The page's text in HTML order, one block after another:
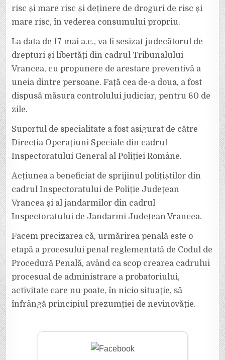
risc și mare risc și deținere de droguri de risc și
mare risc, în vederea consumului propriu.
La data de 17 mai a.c., va fi sesizat judecătorul de
drepturi și libertăți din cadrul Tribunalului
Vrancea, cu propunere de arestare preventivă a
uneia dintre persoane. Față cea de-a doua, a fost
dispusă măsura controlului judiciar, pentru 60 de
zile.
Suportul de specialitate a fost asigurat de către
Direcția Operațiuni Speciale din cadrul
Inspectoratului General al Poliției Române.
Acțiunea a beneficiat de sprijinul polițiștilor din
cadrul Inspectoratului de Poliție Județean
Vrancea și al jandarmilor din cadrul
Inspectoratului de Jandarmi Județean Vrancea.
Facem precizarea că, urmărirea penală este o
etapă a procesului penal reglementată de Codul de
Procedură Penală, având ca scop crearea cadrului
procesual de administrare a probatoriului,
activitate care nu poate, în nicio situație, să
înfrângă principiul prezumției de nevinovăție.